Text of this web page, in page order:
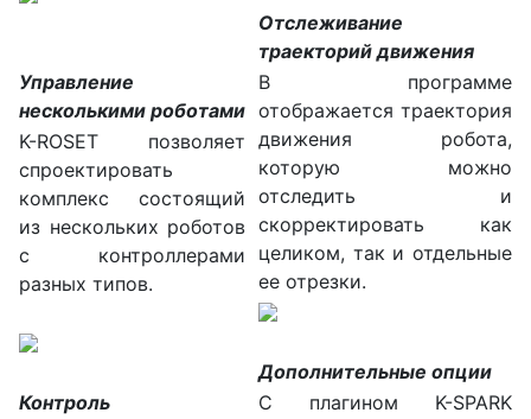
Отслеживание
траекторий движения
В программе
отображается траектория
движения робота,
которую можно
отследить и
скорректировать как
целиком, так и отдельные
ее отрезки.
Управление
несколькими роботами
K-ROSET позволяет
спроектировать
комплекс состоящий
из нескольких роботов
с контроллерами
разных типов.
Дополнительные опции
Контроль
С плагином K-SPARK